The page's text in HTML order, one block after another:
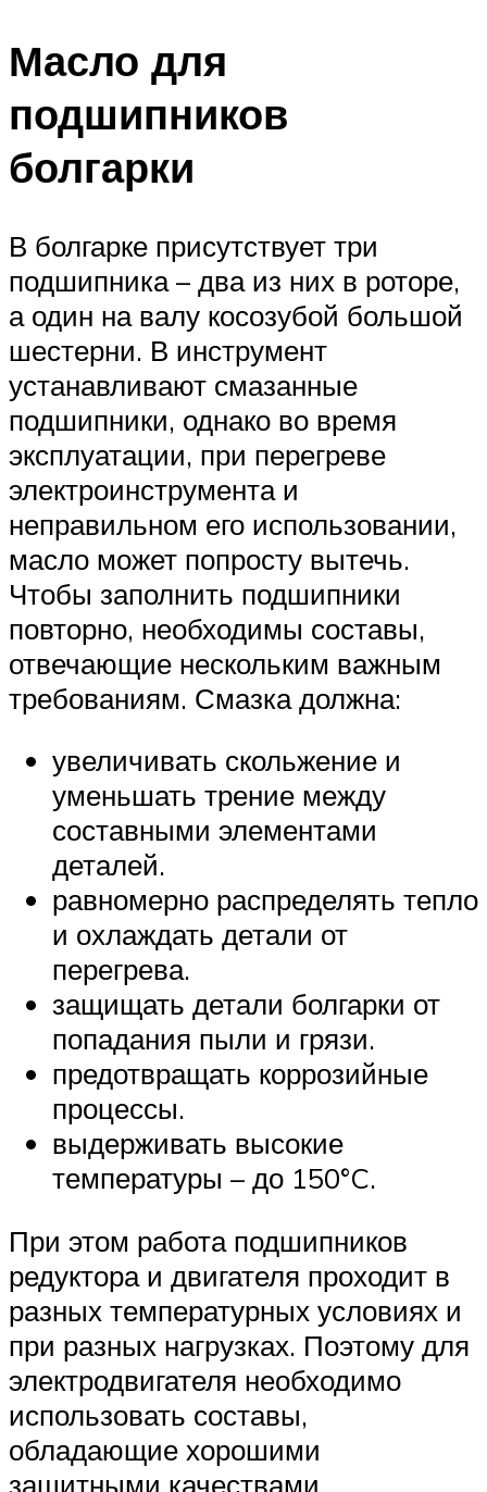
Масло для
подшипников
болгарки
В болгарке присутствует три
подшипника – два из них в роторе,
а один на валу косозубой большой
шестерни. В инструмент
устанавливают смазанные
подшипники, однако во время
эксплуатации, при перегреве
электроинструмента и
неправильном его использовании,
масло может попросту вытечь.
Чтобы заполнить подшипники
повторно, необходимы составы,
отвечающие нескольким важным
требованиям. Смазка должна:
увеличивать скольжение и
уменьшать трение между
составными элементами
деталей.
равномерно распределять тепло
и охлаждать детали от
перегрева.
защищать детали болгарки от
попадания пыли и грязи.
предотвращать коррозийные
процессы.
выдерживать высокие
температуры – до 150°C.
При этом работа подшипников
редуктора и двигателя проходит в
разных температурных условиях и
при разных нагрузках. Поэтому для
электродвигателя необходимо
использовать составы,
обладающие хорошими
защитными качествами,